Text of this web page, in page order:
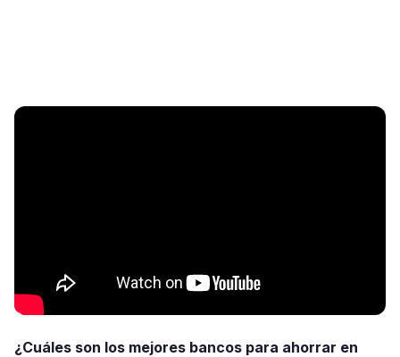
¿Cuáles son los mejores bancos para ahorrar en